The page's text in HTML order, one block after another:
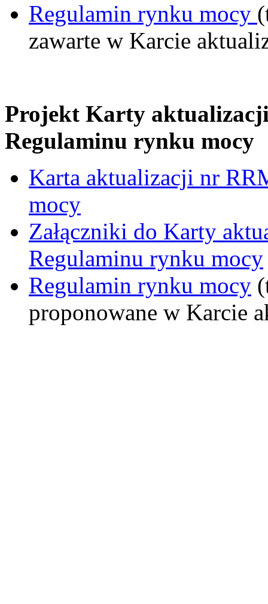
Regulamin rynku mocy
zawarte w Karcie
Projekt Karty
Regulaminu rynku mocy
Karta aktualizacji nr
mocy
Załączniki do Karty
Regulaminu rynku mocy
Regulamin rynku mocy
proponowane w Karcie